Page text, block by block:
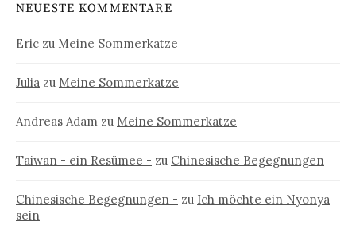
NEUESTE KOMMENTARE
Eric zu Meine Sommerkatze
Julia zu Meine Sommerkatze
Andreas Adam zu Meine Sommerkatze
Taiwan - ein Resümee - zu Chinesische Begegnungen
Chinesische Begegnungen - zu Ich möchte ein Nyonya
sein